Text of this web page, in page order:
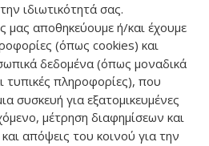
ΑΙΘΕΡΙΑ ΕΛΑΙΑ
ιδιωτικότητά σας.
μας αποθηκεύουμε ή/και έχουμε
(όπως cookies) και
δεδομένα (όπως μοναδικά
τυπικές πληροφορίες), που
συσκευή για εξατομικευμένες
μέτρηση διαφημίσεων και
απόψεις του κοινού για την